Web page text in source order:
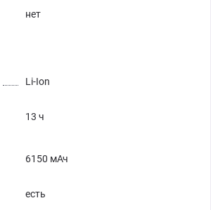
нет
Li-Ion
13 ч
6150 мАч
есть